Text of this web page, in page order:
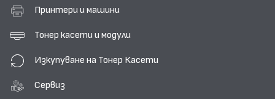
Принтери и машини
Тонер касети и модули
Изкупуване на Тонер Касети
Сервиз